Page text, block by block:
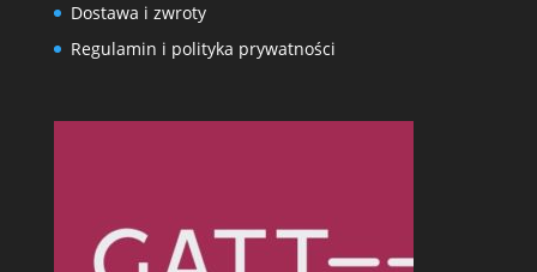
Dostawa i zwroty
Regulamin i polityka prywatności